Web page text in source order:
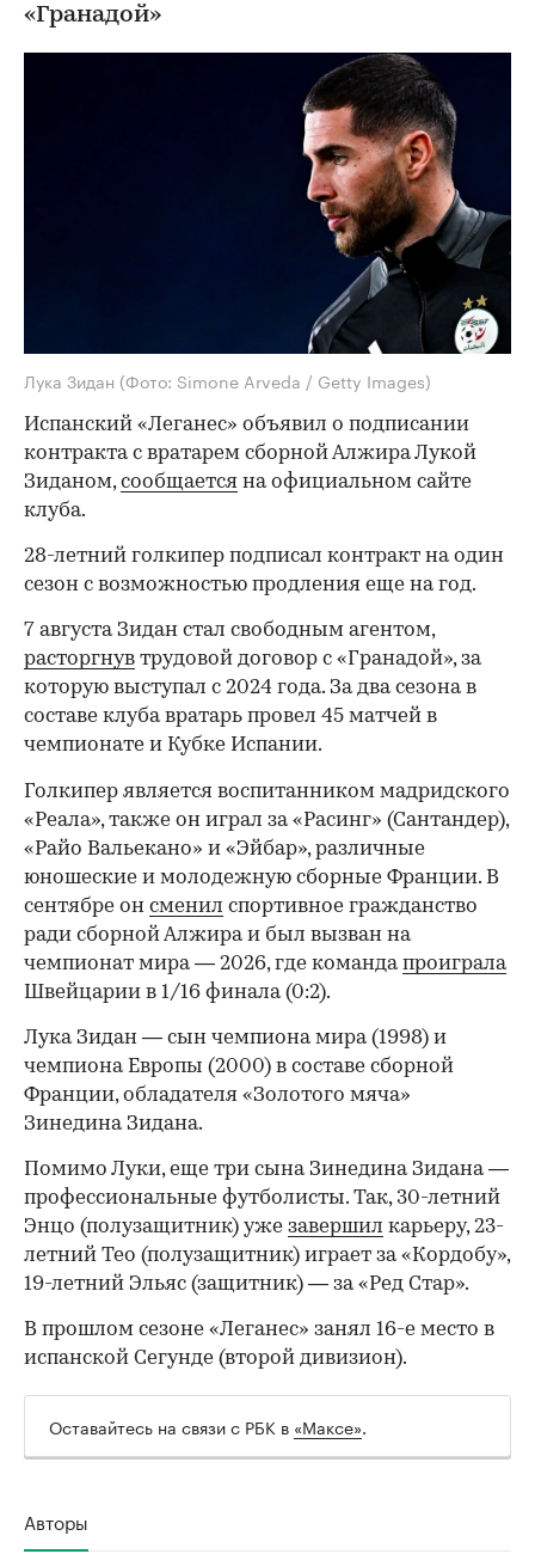
«Гранадой»
Лука Зидан (Фото: Simone Arveda / Getty Images)
Испанский «Леганес» объявил о подписании
контракта с вратарем сборной Алжира Лукой
Зиданом,сообщается на официальном сайте
клуба.
28-летний голкипер подписал контракт на один
сезон с возможностью продления еще на год.
7 августа Зидан стал свободным агентом,
расторгнув трудовой договор с «Гранадой», за
которую выступал с 2024 года. За два сезона в
составе клуба вратарь провел 45 матчей в
чемпионате и Кубке Испании.
Голкипер является воспитанником мадридского
«Реала», также он играл за «Расинг» (Сантандер),
«Райо Вальекано» и «Эйбар», различные
юношеские и молодежную сборные Франции. В
сентябре он сменил спортивное гражданство
ради сборной Алжира и был вызван на
чемпионат мира — 2026, где командапроиграла
Швейцарии в 1/16 финала (0:2).
Лука Зидан — сын чемпиона мира (1998) и
чемпиона Европы (2000) в составе сборной
Франции, обладателя «Золотого мяча»
Зинедина Зидана.
Помимо Луки, еще три сына Зинедина Зидана —
профессиональные футболисты. Так, 30-летний
Энцо (полузащитник) уже завершил карьеру, 23-
летний Тео (полузащитник) играет за «Кордобу»,
19-летний Эльяс (защитник) — за «Ред Стар».
В прошлом сезоне «Леганес» занял 16-е место в
испанской Сегунде (второй дивизион).
Оставайтесь на связи с РБК в «Максе».
Авторы